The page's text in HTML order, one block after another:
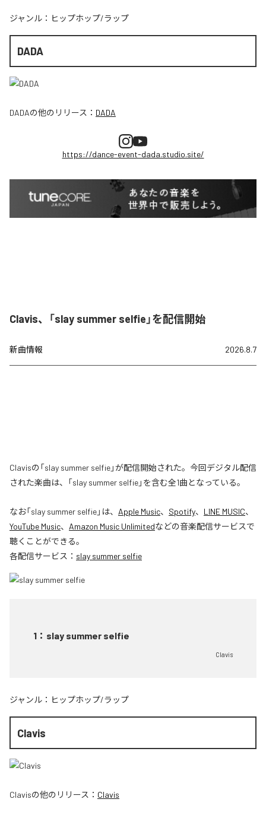
ジャンル： ヒップホップ/ラップ
DADA
DADAの他のリリース： DADA
https://dance-event-dada.studio.site/
Clavis、「slay summer selfie」を配信開始
新曲情報 2026.8.7
Clavisの「slay summer selfie」が配信開始された。今回デジタル配信
された楽曲は、「slay summer selfie」を含む全1曲となっている。
なお「slay summer selfie」は、 Apple Music、 Spotify、 LINE MUSIC、
YouTube Music、 Amazon Music Unlimitedなどの音楽配信サービスで
聴くことができる。
各配信サービス： slay summer selfie
1 ： slay summer selfie
Clavis
ジャンル： ヒップホップ/ラップ
Clavis
Clavisの他のリリース： Clavis